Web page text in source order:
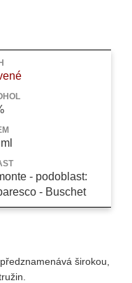
- podoblast:
- Buschet
širokou,